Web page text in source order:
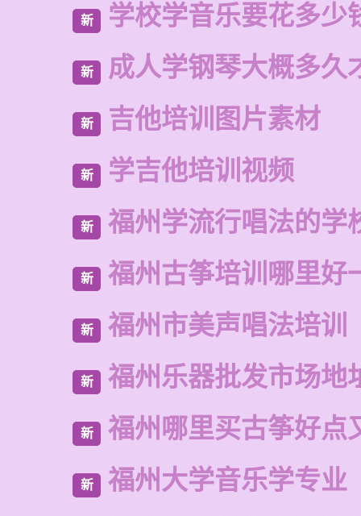
新 学校学音乐要花多少
新 成人学钢琴大概多久
新 吉他培训图片素材
新 学吉他培训视频
新 福州学流行唱法的学
新 福州古筝培训哪里好
新 福州市美声唱法培训
新 福州乐器批发市场地
新 福州哪里买古筝好点
新 福州大学音乐学专业